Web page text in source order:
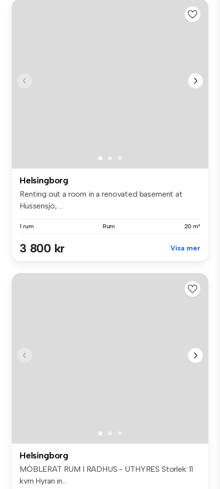
Helsingborg
Renting out a room in a renovated basement at
Hussensjö, ...
1 rum Rum 20 m²
3 800 kr Visa mer
Helsingborg
MÖBLERAT RUM I RADHUS - UTHYRES Storlek: 11
kvm Hyran in...